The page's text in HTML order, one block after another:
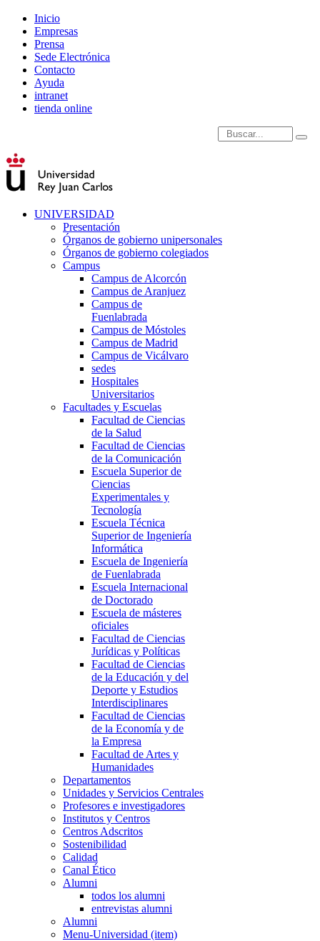
Inicio
Empresas
Prensa
Sede Electrónica
Contacto
Ayuda
intranet
tienda online
Introduce términos de
UNIVERSIDAD
Presentación
Órganos de gobierno unipersonales
Órganos de gobierno colegiados
Campus
Campus de Alcorcón
Campus de Aranjuez
Campus de
Fuenlabrada
Campus de Móstoles
Campus de Madrid
Campus de Vicálvaro
sedes
Hospitales
Universitarios
Facultades y Escuelas
Facultad de Ciencias
de la Salud
Facultad de Ciencias
de la Comunicación
Escuela Superior de
Ciencias
Experimentales y
Tecnología
Escuela Técnica
Superior de Ingeniería
Informática
Escuela de Ingeniería
de Fuenlabrada
Escuela Internacional
de Doctorado
Escuela de másteres
oficiales
Facultad de Ciencias
Jurídicas y Políticas
Facultad de Ciencias
de la Educación y del
Deporte y Estudios
Interdisciplinares
Facultad de Ciencias
de la Economía y de
la Empresa
Facultad de Artes y
Humanidades
Departamentos
Unidades y Servicios Centrales
Profesores e investigadores
Institutos y Centros
Centros Adscritos
Sostenibilidad
Calidad
Canal Ético
Alumni
todos los alumni
entrevistas alumni
Alumni
Menu-Universidad (item)